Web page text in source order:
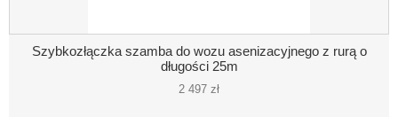
Szybkozłączka szamba do wozu asenizacyjnego z rurą o
długości 25m
2 497 zł